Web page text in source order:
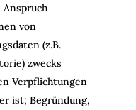
Anspruch
von
(z.B.
zwecks
Verpflichtungen
ist; Begründung,